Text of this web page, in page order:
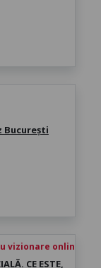
București
vizionare online
CE ESTE,